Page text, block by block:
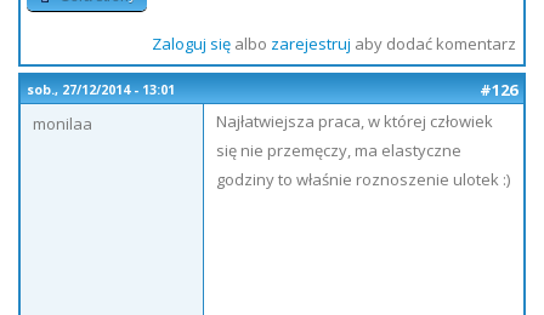
Zaloguj sięalbo zarejestruj aby dodać komentarz
sob., 27/12/2014 - 13:01
#126
monilaa
Najłatwiejsza praca, w której człowiek
się nie przemęczy, ma elastyczne
godziny to właśnie roznoszenie ulotek :)